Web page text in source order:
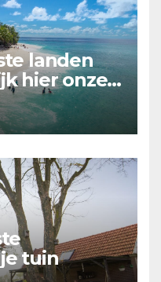
landen
hier onze
tuin